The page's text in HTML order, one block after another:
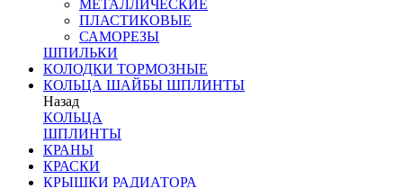
МЕТАЛЛИЧЕСКИЕ
ПЛАСТИКОВЫЕ
САМОРЕЗЫ
ШПИЛЬКИ
КОЛОДКИ ТОРМОЗНЫЕ
КОЛЬЦА ШАЙБЫ ШПЛИНТЫ
Назад
КОЛЬЦА
ШПЛИНТЫ
КРАНЫ
КРАСКИ
КРЫШКИ РАДИАТОРА